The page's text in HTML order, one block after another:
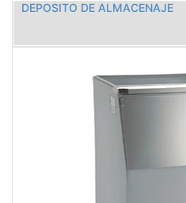
DEPOSITO DE ALMACENAJE